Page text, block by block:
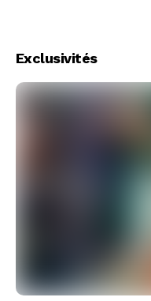
Exclusivités